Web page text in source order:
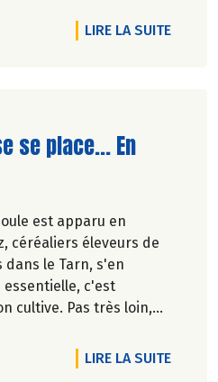
LIRE LA SUITEDE
se place... En
est apparu en
céréaliers éleveurs de
dans le Tarn, s'en
essentielle, c'est
cultive. Pas très loin,
les 19 magasins
Ceux-là et d'autres
LIRE LA SUITEDE